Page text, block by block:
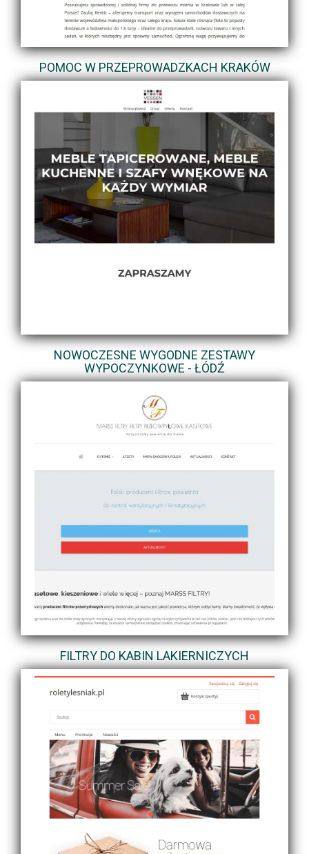
POMOC W PRZEPROWADZKACH KRAKÓW
NOWOCZESNE WYGODNE ZESTAWY
WYPOCZYNKOWE - ŁÓDŹ
FILTRY DO KABIN LAKIERNICZYCH